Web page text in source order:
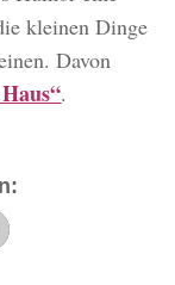
kleinen Dinge
Davon
.